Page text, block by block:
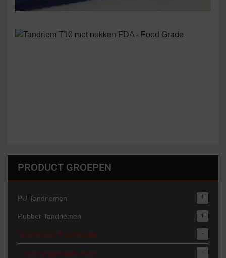
PRODUCT GROEPEN
PU Tandriemen +
Rubber Tandriemen +
Tandriemen Food Grade -
Food grade tandriemen -